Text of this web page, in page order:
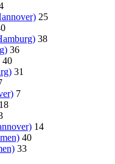
25
38
36
40
31
7
18
14
40
33